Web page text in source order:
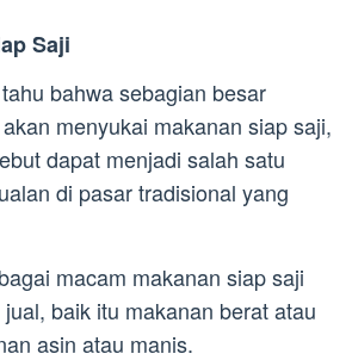
Saji
bahwa sebagian besar
menyukai makanan siap saji,
dapat menjadi salah satu
di pasar tradisional yang
macam makanan siap saji
baik itu makanan berat atau
asin atau manis.